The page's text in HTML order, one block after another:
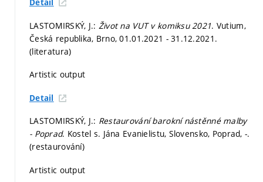
Detail
LASTOMIRSKÝ, J.: Život na VUT v komiksu 2021. Vutium,
Česká republika, Brno, 01.01.2021 - 31.12.2021.
(literatura)
Artistic output
Detail
LASTOMIRSKÝ, J.: Restaurování barokní nástěnné malby
- Poprad. Kostel s. Jána Evanielistu, Slovensko, Poprad, -.
(restaurování)
Artistic output